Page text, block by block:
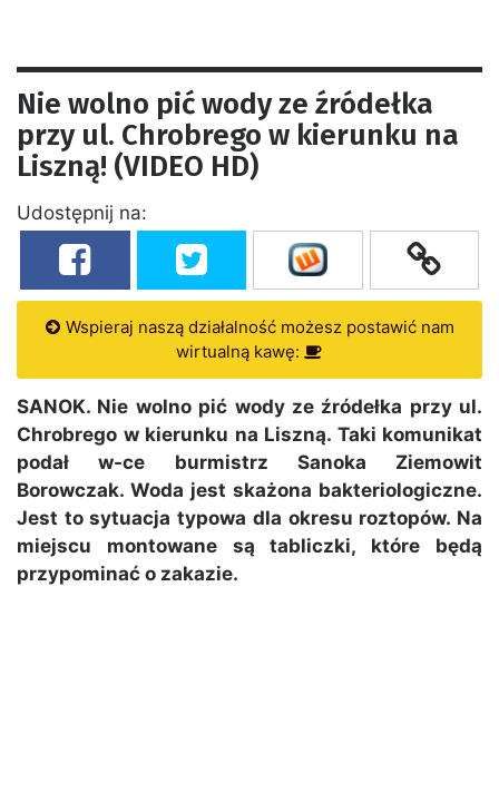
Nie wolno pić wody ze źródełka
przy ul. Chrobrego w kierunku na
Liszną! (VIDEO HD)
Udostępnij na:
Wspieraj naszą działalność możesz postawić nam
wirtualną kawę:
SANOK. Nie wolno pić wody ze źródełka przy ul.
Chrobrego w kierunku na Liszną. Taki komunikat
podał w-ce burmistrz Sanoka Ziemowit
Borowczak. Woda jest skażona bakteriologiczne.
Jest to sytuacja typowa dla okresu roztopów. Na
miejscu montowane są tabliczki, które będą
przypominać o zakazie.